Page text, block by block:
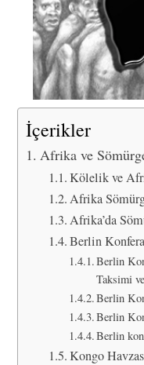
İçerikler
Afrika ve
Kölelik ve
Afrika
Afrika’da
Berlin
Berlin
Taksimi
Berlin
Berlin
Berlin
Kongo